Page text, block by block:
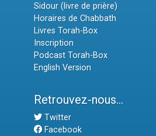
Sidour (livre de prière)
Horaires de Chabbath
Livres Torah-Box
Inscription
Podcast Torah-Box
English Version
Retrouvez-nous...
Twitter
Facebook